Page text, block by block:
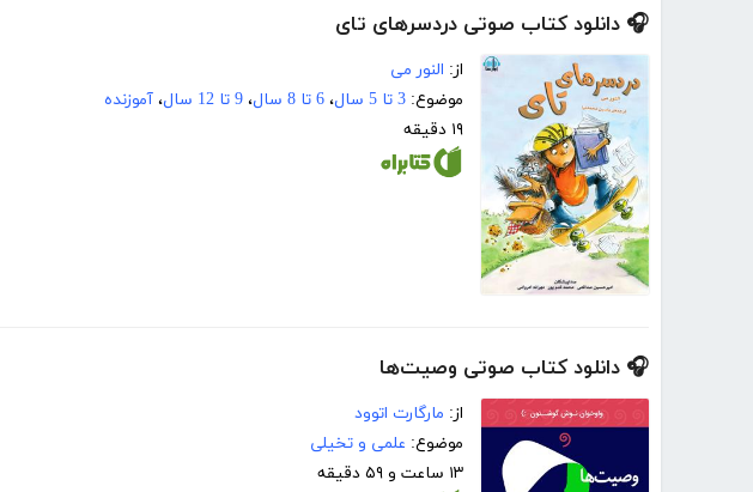
🎧 دانلود کتاب صوتی دردسرهای تای
از: النور می
موضوع: 3 تا 5 سال ، 6 تا 8 سال ، 9 تا 12 سال ، آموزنده
۱۹ دقیقه
🎧 دانلود کتاب صوتی وصیت‌ها
از: مارگارت اتوود
موضوع: علمی و تخیلی
۱۳ ساعت و ۵۹ دقیقه